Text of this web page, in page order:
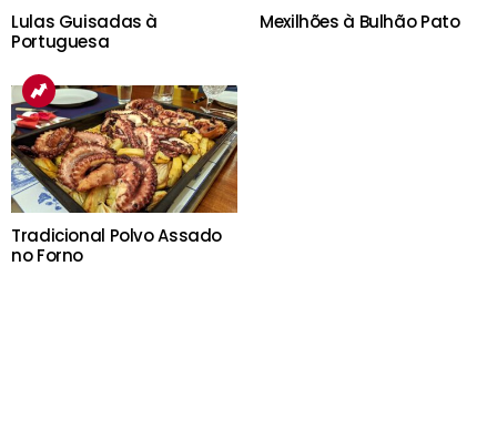
Lulas Guisadas à
Portuguesa
Mexilhões à Bulhão Pato
Tradicional Polvo Assado
no Forno